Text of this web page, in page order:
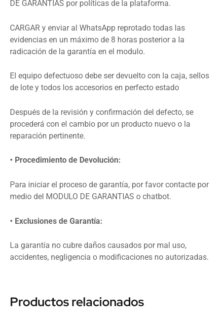
DE GARANTIAS por políticas de la plataforma.
CARGAR y enviar al WhatsApp reprotado todas las
evidencias en un máximo de 8 horas posterior a la
radicación de la garantía en el modulo.
El equipo defectuoso debe ser devuelto con la caja, sellos
de lote y todos los accesorios en perfecto estado
Después de la revisión y confirmación del defecto, se
procederá con el cambio por un producto nuevo o la
reparación pertinente.
• Procedimiento de Devolución:
Para iniciar el proceso de garantía, por favor contacte por
medio del MODULO DE GARANTIAS o chatbot.
• Exclusiones de Garantía:
La garantía no cubre daños causados por mal uso,
accidentes, negligencia o modificaciones no autorizadas.
Productos relacionados